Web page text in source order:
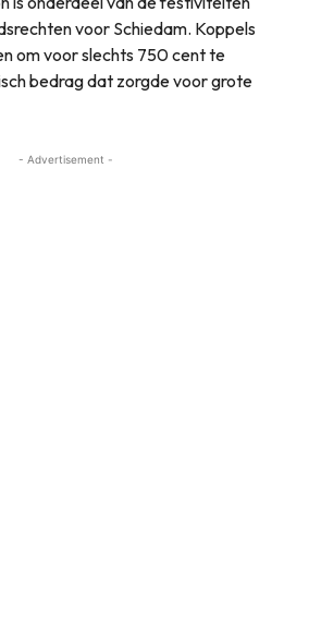
voor Schiedam. Koppels
om voor slechts 750 cent te
bedrag dat zorgde voor grote
- Advertisement -